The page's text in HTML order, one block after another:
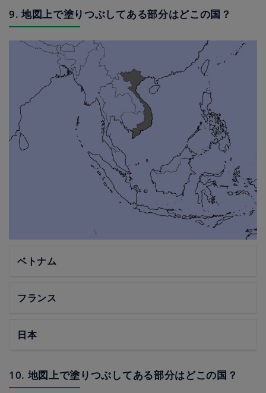
9. 地図上で塗りつぶしてある部分はどこの国？
ベトナム
フランス
日本
10. 地図上で塗りつぶしてある部分はどこの国？